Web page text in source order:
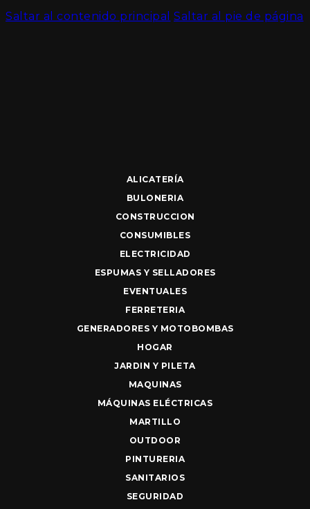
Saltar al contenido principal Saltar al pie de página
ALICATERÍA
BULONERIA
CONSTRUCCION
CONSUMIBLES
ELECTRICIDAD
ESPUMAS Y SELLADORES
EVENTUALES
FERRETERIA
GENERADORES Y MOTOBOMBAS
HOGAR
JARDIN Y PILETA
MAQUINAS
MÁQUINAS ELÉCTRICAS
MARTILLO
OUTDOOR
PINTURERIA
SANITARIOS
SEGURIDAD